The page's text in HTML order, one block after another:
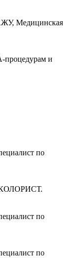
Медицинская
процедурам и
по
по
по